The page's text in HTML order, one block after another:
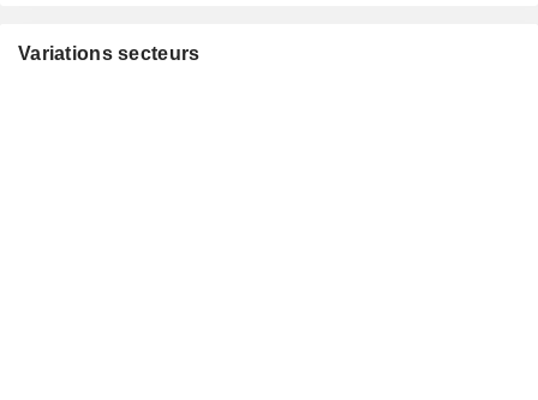
Variations secteurs